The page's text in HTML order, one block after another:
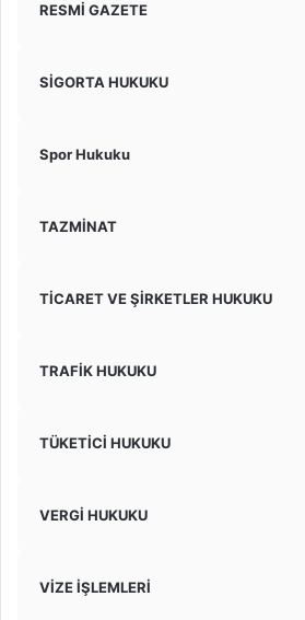
RESMİ GAZETE
SİGORTA HUKUKU
Spor Hukuku
TAZMİNAT
TİCARET VE ŞİRKETLER HUKUKU
TRAFİK HUKUKU
TÜKETİCİ HUKUKU
VERGİ HUKUKU
VİZE İŞLEMLERİ